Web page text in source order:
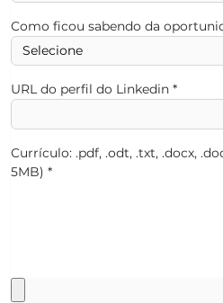
Como ficou sabendo da
URL do perfil do Linkedin *
Currículo: .pdf, .odt, .txt, .docx,
5MB) *